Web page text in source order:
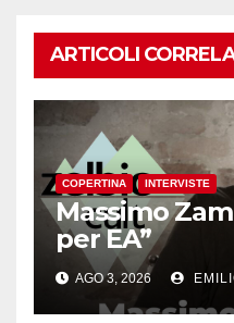
ARTICOLI
COPERTINA INTERVISTE
Massimo
per EA”
AGO 3, 2026